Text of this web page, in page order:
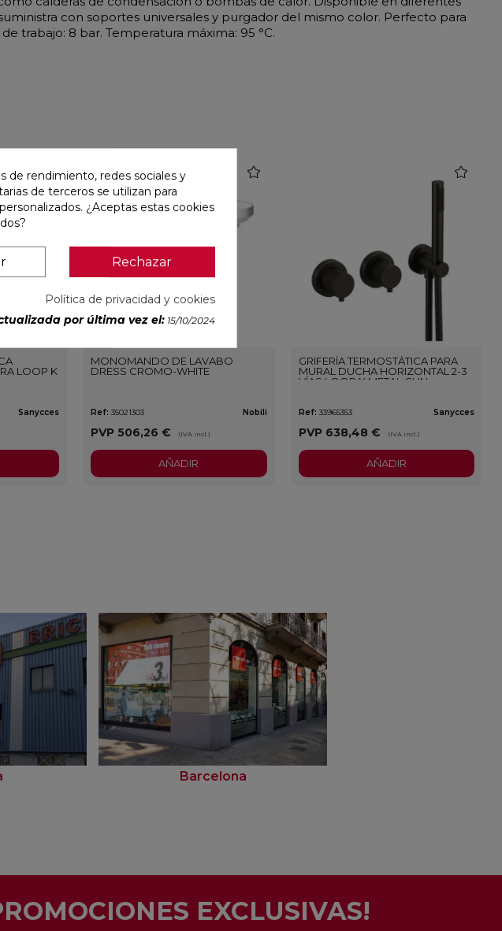
con soportes universales y purgador del mismo color. Perfecto para
trabajo: 8 bar. Temperatura máxima: 95 °C.
LOOP K
Sanycces
favorite
MONOMANDO DE LAVABO
DRESS CROMO-WHITE
Ref: 35021303 Nobili
PVP 506,26 € (IVA incl.)
favorite
AÑADIR
GRIFERÍA TERMOSTÁTICA PARA
MURAL DUCHA HORIZONTAL 2-3
VÍAS LOOP K METAL GUN
Ref: 33965353 Sanycces
PVP 638,48 € (IVA incl.)
AÑADIR
Barcelona
EXCLUSIVAS!
de rendimiento, redes sociales y
de terceros se utilizan para
¿Aceptas estas cookies
Rechazar
Política de privacidad y cookies
por última vez el: 15/10/2024